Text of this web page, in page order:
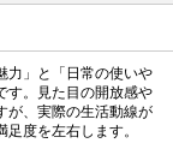
力」と「日常の使いや
す。見た目の開放感や
が、実際の生活動線が
度を左右します。